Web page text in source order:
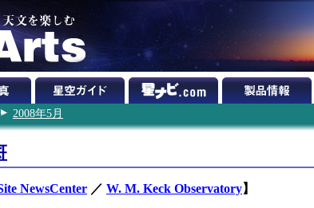
2008年5月
NewsCenter ／ W. M. Keck Observatory】